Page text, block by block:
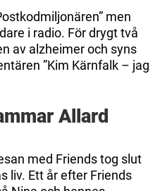
men
i radio. För drygt två
av alzheimer och syns
”Kim Kärnfalk – jag
Allard
med Friends tog slut
liv. Ett år efter Friends